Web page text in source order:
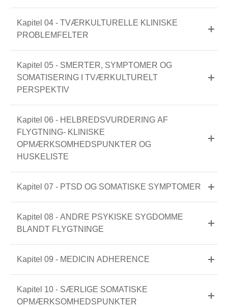
Kapitel 04 - TVÆRKULTURELLE KLINISKE
PROBLEMFELTER
Kapitel 05 - SMERTER, SYMPTOMER OG
SOMATISERING I TVÆRKULTURELT
PERSPEKTIV
Kapitel 06 - HELBREDSVURDERING AF
FLYGTNING- KLINISKE
OPMÆRKSOMHEDSPUNKTER OG
HUSKELISTE
Kapitel 07 - PTSD OG SOMATISKE SYMPTOMER
Kapitel 08 - ANDRE PSYKISKE SYGDOMME
BLANDT FLYGTNINGE
Kapitel 09 - MEDICIN ADHERENCE
Kapitel 10 - SÆRLIGE SOMATISKE
OPMÆRKSOMHEDSPUNKTER